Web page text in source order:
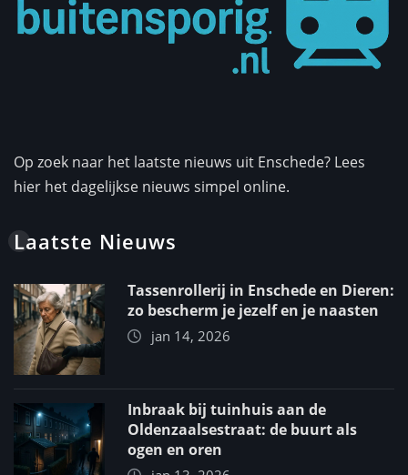
Op zoek naar het laatste nieuws uit Enschede? Lees
hier het dagelijkse nieuws simpel online.
Laatste Nieuws
Tassenrollerij in Enschede en Dieren:
zo bescherm je jezelf en je naasten
jan 14, 2026
Inbraak bij tuinhuis aan de
Oldenzaalsestraat: de buurt als
ogen en oren